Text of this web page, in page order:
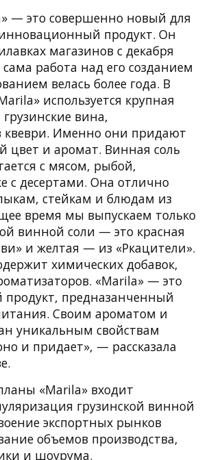
— это совершенно новый для
продукт. Он
магазинов с декабря
сама работа над его созданием
велась более года. В
используется крупная
вина,
Именно они придают
цвет и аромат. Винная соль
с мясом, рыбой,
с десертами. Она отлично
стейкам и блюдам из
время мы выпускаем только
винной соли — это красная
и желтая — из «Ркацители».
химических добавок,
«Marila» — это
продукт, предназанченный
Своим ароматом и
уникальным свойствам
и придает», — рассказала
«Marila» входит
грузинской винной
экспортных рынков
объемов производства,
и шоурума.